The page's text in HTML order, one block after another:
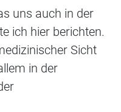
uns auch in der
ich hier berichten.
Sicht
in der